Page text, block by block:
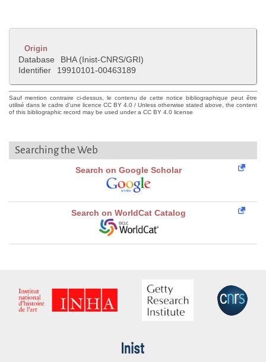
Origin
Database
BHA (Inist-CNRS/GRI)
Identifier
19910101-00463189
Sauf mention contraire ci-dessus, le contenu de cette notice bibliographique peut être
utilisé dans le cadre d'une licence CC BY 4.0 / Unless otherwise stated above, the content
of this bibliographic record may be used under a CC BY 4.0 license
Searching the Web
Search on Google Scholar
Search on WorldCat Catalog